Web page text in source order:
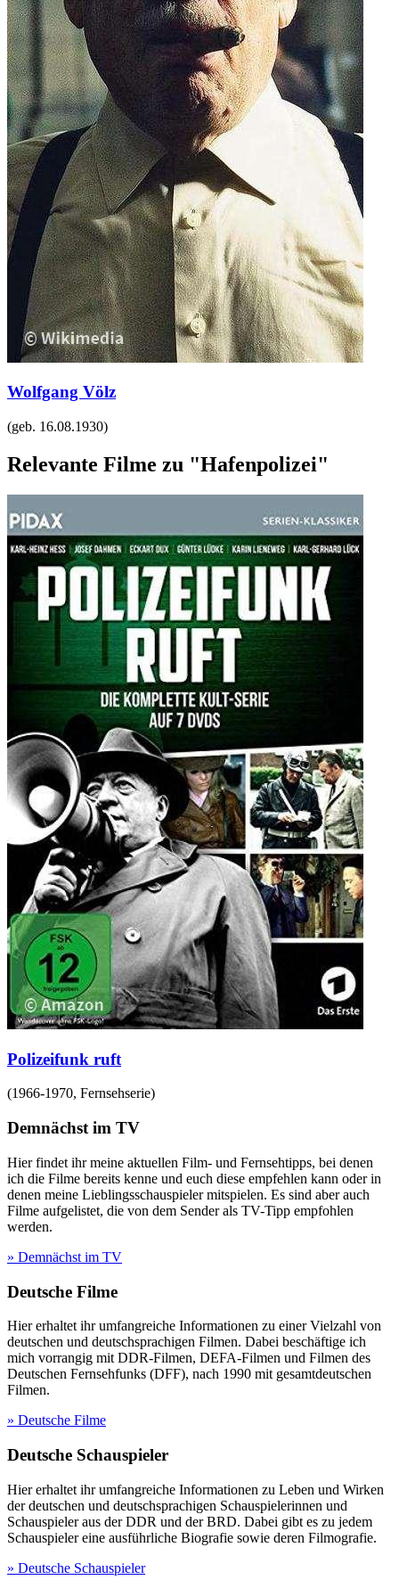
Wolfgang Völz
(geb. 16.08.1930)
Relevante Filme zu "Hafenpolizei"
Polizeifunk ruft
(1966-1970, Fernsehserie)
Demnächst im TV
Hier findet ihr meine aktuellen Film- und Fernsehtipps, bei denen
ich die Filme bereits kenne und euch diese empfehlen kann oder in
denen meine Lieblingsschauspieler mitspielen. Es sind aber auch
Filme aufgelistet, die von dem Sender als TV-Tipp empfohlen
werden.
» Demnächst im TV
Deutsche Filme
Hier erhaltet ihr umfangreiche Informationen zu einer Vielzahl von
deutschen und deutschsprachigen Filmen. Dabei beschäftige ich
mich vorrangig mit DDR-Filmen, DEFA-Filmen und Filmen des
Deutschen Fernsehfunks (DFF), nach 1990 mit gesamtdeutschen
Filmen.
» Deutsche Filme
Deutsche Schauspieler
Hier erhaltet ihr umfangreiche Informationen zu Leben und Wirken
der deutschen und deutschsprachigen Schauspielerinnen und
Schauspieler aus der DDR und der BRD. Dabei gibt es zu jedem
Schauspieler eine ausführliche Biografie sowie deren Filmografie.
» Deutsche Schauspieler